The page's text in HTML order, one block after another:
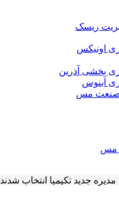
ریسک
اونیکس
بخشی آذرین
آبنوس
صنعت مس
مس
جدید تکیمیا انتخاب شدند